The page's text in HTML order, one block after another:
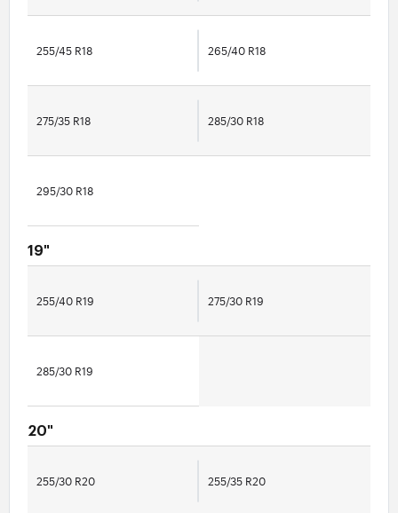
255/45 R18 265/40 R18
275/35 R18 285/30 R18
295/30 R18
19"
255/40 R19 275/30 R19
285/30 R19
20"
255/30 R20 255/35 R20